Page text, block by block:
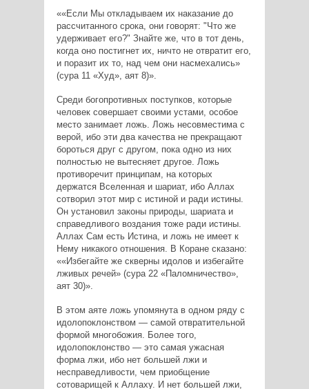
«Если Мы откладываем их наказание до
рассчитанного срока, они говорят: "Что же
удерживает его?" Знайте же, что в тот день,
когда оно постигнет их, ничто не отвратит его,
и поразит их то, над чем они насмехались»
(сура 11 «Худ», аят 8) .
Среди богопротивных поступков, которые
человек совершает своими устами, особое
место занимает ложь. Ложь несовместима с
верой, ибо эти два качества не прекращают
бороться друг с другом, пока одно из них
полностью не вытесняет другое. Ложь
противоречит принципам, на которых
держатся Вселенная и шариат, ибо Аллах
сотворил этот мир с истиной и ради истины.
Он установил законы природы, шариата и
справедливого воздания тоже ради истины.
Аллах Сам есть Истина, и ложь не имеет к
Нему никакого отношения. В Коране сказано:
«Избегайте же скверны идолов и избегайте
лживых речей» (сура 22 «Паломничество»,
аят 30) .
В этом аяте ложь упомянута в одном ряду с
идолопоклонством — самой отвратительной
формой многобожия. Более того,
идолопоклонство — это самая ужасная
форма лжи, ибо нет большей лжи и
несправедливости, чем приобщение
сотоварищей к Аллаху. И нет большей лжи,